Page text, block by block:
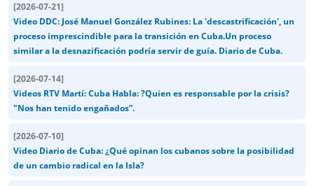
[2026-07-21]
Video DDC: José Manuel González Rubines: La 'descastrificación', un
proceso imprescindible para la transición en Cuba.Un proceso
similar a la desnazificación podría servir de guía. Diario de Cuba.
[2026-07-14]
Videos RTV Martí: Cuba Habla: ?Quien es responsable por la crisis?
"Nos han tenido engañados”.
[2026-07-10]
Video Diario de Cuba: ¿Qué opinan los cubanos sobre la posibilidad
de un cambio radical en la Isla?